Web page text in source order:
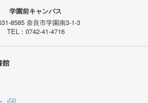
学園前キャンパス
8585 奈良市学園南3-1-3
TEL：0742-41-4716
館